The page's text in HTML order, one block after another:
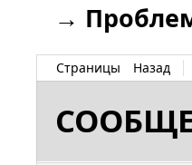
→
Страницы Назад